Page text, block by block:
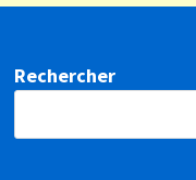
Rechercher